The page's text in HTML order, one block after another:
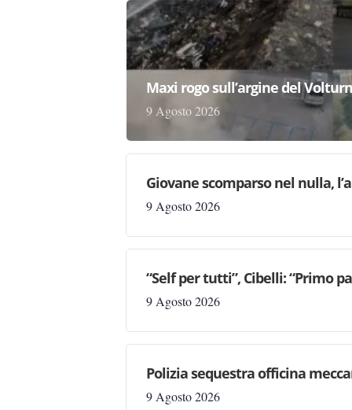
Maxi rogo sull’argine del
9 Agosto 2026
Giovane scomparso nel nulla,
9 Agosto 2026
“Self per tutti”, Cibelli: “Primo
9 Agosto 2026
Polizia sequestra officina
9 Agosto 2026